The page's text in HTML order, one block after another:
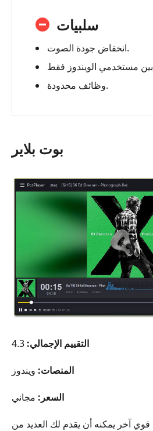
سلبيات
انخفاض جودة الصوت.
وظائف محدودة.
بوت بلاير
التقييم الإجمالي:
المنصات: ويندوز
السعر: مجاني
آخر يمكنه أن يقدم لك العديد من